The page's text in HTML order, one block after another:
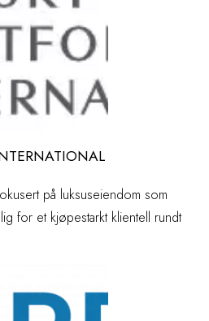
på luksuseiendom som
for et kjøpestarkt klientell rundt